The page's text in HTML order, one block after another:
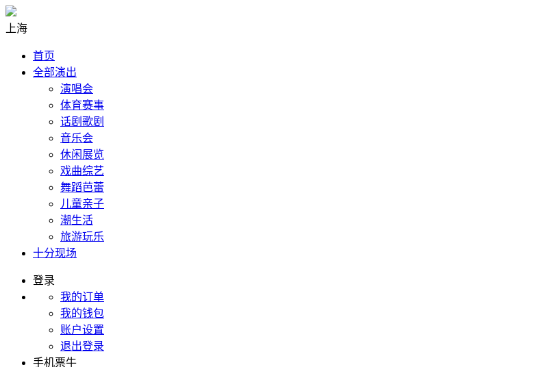
上海
首页
全部演出
演唱会
体育赛事
话剧歌剧
音乐会
休闲展览
戏曲综艺
舞蹈芭蕾
儿童亲子
潮生活
旅游玩乐
十分现场
登录
我的订单
我的钱包
账户设置
退出登录
手机票牛